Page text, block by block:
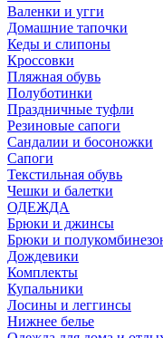
Валенки и угги
Домашние тапочки
Кеды и слипоны
Кроссовки
Пляжная обувь
Полуботинки
Праздничные туфли
Резиновые сапоги
Сандалии и босоножки
Сапоги
Текстильная обувь
Чешки и балетки
ОДЕЖДА
Брюки и джинсы
Брюки и
Дождевики
Комплекты
Купальники
Лосины и леггинсы
Нижнее белье